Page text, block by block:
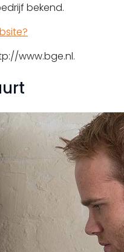
bekend.
www.bge.nl.